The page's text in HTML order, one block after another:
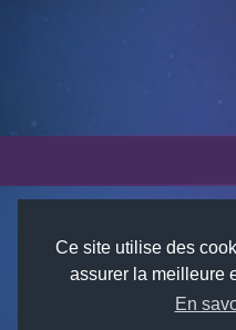
Ce site utilise des
assurer la meilleure
En